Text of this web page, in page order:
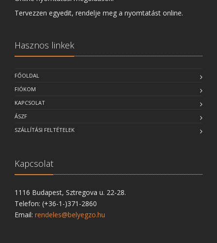
Tervezzen egyedit, rendelje meg a nyomtatást online.
Hasznos linkek
FŐOLDAL
FIÓKOM
KAPCSOLAT
ÁSZF
SZÁLLÍTÁSI FELTÉTELEK
Kapcsolat
1116 Budapest, Sztregova u. 22-28.
Telefon: (+36-1-)371-2860
Email: rendeles@belyegzo.hu